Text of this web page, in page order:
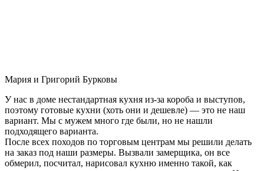
Мария и Григорий Бурковы
У нас в доме нестандартная кухня из-за короба и выступов,
поэтому готовые кухни (хоть они и дешевле) — это не наш
вариант. Мы с мужем много где были, но не нашли
подходящего варианта.
После всех походов по торговым центрам мы решили делать
на заказ под наши размеры. Вызвали замерщика, он все
обмерил, посчитал, нарисовал кухню именно такой, как